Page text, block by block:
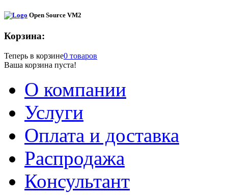
Open Source VM2
Корзина:
Теперь в корзине0 товаров
Ваша корзина пуста!
О компании
Услуги
Оплата и доставка
Распродажа
Консультант